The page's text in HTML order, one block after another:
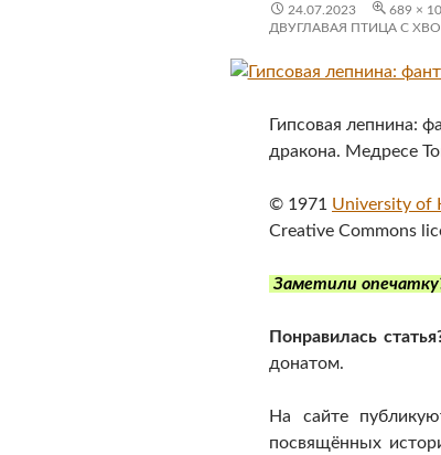
24.07.2023 689 ×
ДВУГЛАВАЯ ПТИЦА С
Гипсовая лепнина:
дракона. Медресе
© 1971 University of
Creative Commons
Заметили
Понравилась
донатом.
На сайте
посвящённых